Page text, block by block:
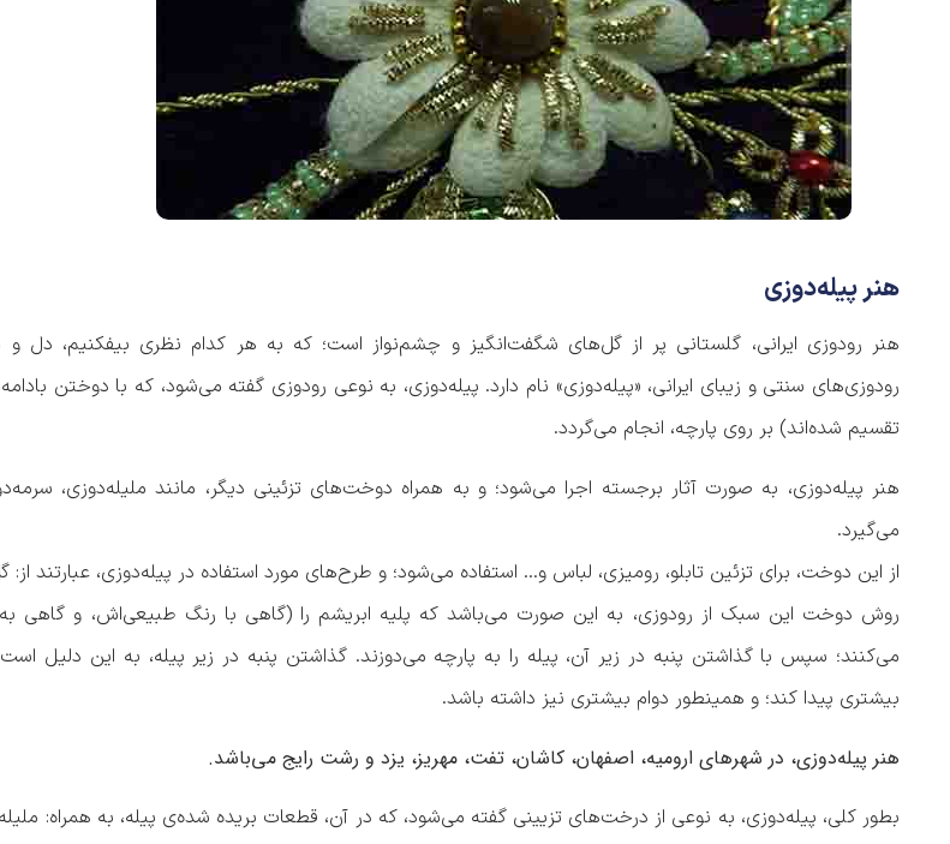
هنر پیله‌دوزی
هنر رودوزی ایرانی، گلستانی پر از گل‌های شگفت‌انگیز و چشم‌نواز است؛ که به هر کدام نظری بیفکنیم، دل
رودوزی‌های سنتی و زیبای ایرانی، «پیله‌دوزی» نام دارد. پیله‌دوزی، به نوعی رودوزی گفته می‌شود، که با دوختن
تقسیم شده‌اند) بر روی پارچه، انجام می‌گردد.
هنر پیله‌دوزی، به صورت آثار برجسته اجرا می‌شود؛ و به همراه دوخت‌های تزئینی دیگر، مانند ملیله‌دوزی،
می‌گیرد.
از این دوخت، برای تزئین تابلو، رومیزی، لباس و… استفاده می‌شود؛ و طرح‌های مورد استفاده در پیله‌دوزی، عبارتند از:
روش دوخت این سبک از رودوزی، به این صورت می‌باشد که پلیه ابریشم را (گاهی با رنگ طبیعی‌اش، و گاهی
می‌کنند؛ سپس با گذاشتن پنبه در زیر آن، پیله را به پارچه می‌دوزند. گذاشتن پنبه در زیر پیله، به این دلیل
بیشتری پیدا کند؛ و همینطور دوام بیشتری نیز داشته باشد.
هنر پیله‌دوزی، در شهر‌های ارومیه، اصفهان، کاشان، تفت، مهریز، یزد و رشت رایج می‌باشد.
بطور کلی، پیله‌دوزی، به نوعی از درخت‌های تزیینی گفته می‌شود، که در آن، قطعات بریده شده‌ی پیله، به همراه: